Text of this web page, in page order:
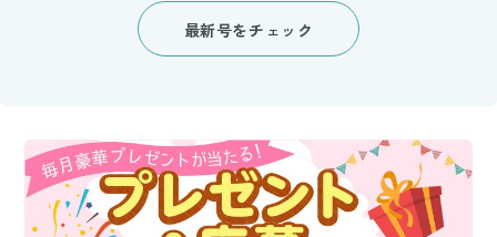
最新号をチェック